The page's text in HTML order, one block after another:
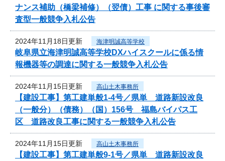
ナンス補助（橋梁補修）（翌債）工事 に関する事後審
査型一般競争入札公告
2024年11月18日更新 海津明誠高等学校
岐阜県立海津明誠高等学校DXハイスクールに係る情
報機器等の調達に関する一般競争入札公告
2024年11月15日更新 高山土木事務所
【建設工事】第工建単般1-4号／県単 道路新設改良
（一般分）（債務）（国）156号 福島バイパス工
区 道路改良工事に関する一般競争入札公告
2024年11月15日更新 高山土木事務所
【建設工事】第工建単般9-1号／県単 道路新設改良